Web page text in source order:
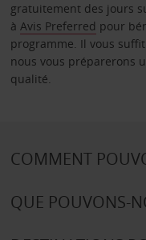
gratuitement des jours
à Avis Preferred pour
programme. Il vous
nous vous préparerons
qualité.
COMMENT
QUE POUVONS-